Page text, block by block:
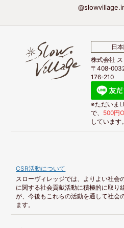
日
株式会社
〒408-
176-210
※ただいま
で、 500円
しています。
CSR活動について
スローヴィレッジでは、よりよい社会
に関する社会貢献活動に積極的に取り
が、今後もこれらの活動を通して社会
ます。